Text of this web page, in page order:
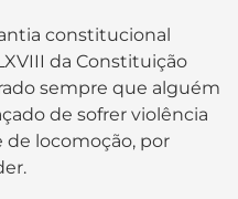
constitucional
da Constituição
sempre que alguém
de sofrer violência
de locomoção, por